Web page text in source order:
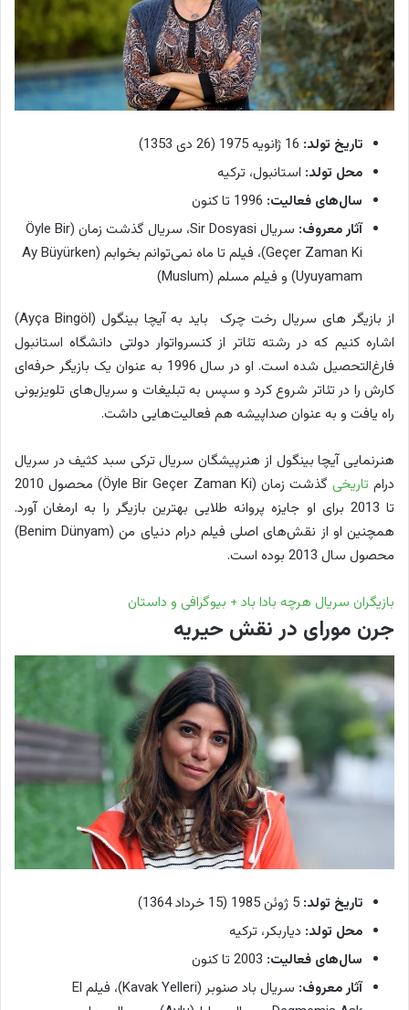
تاریخ تولد:
محل تولد: استانبول، ترکیه
سال‌های فعالیت:
آثار معروف:
سریال Sir Dosyasi، سریال گذشت زمان (Öyle Bir
Geçer Zaman Ki)، فیلم تا ماه نمی‌توانم بخوابم (Ay Büyürken
Uyuyamam) و فیلم مسلم (Muslum)
از بازیگر های سریال رخت چرک باید به آیچا بینگول (Ayça Bingöl)
اشاره کنیم که در رشته تئاتر از کنسرواتوار دولتی دانشگاه استانبول
فارغ‌التحصیل شده است. او در سال 1996 به عنوان یک بازیگر حرفه‌ای
کارش را در تئاتر شروع کرد و سپس به تبلیغات و سریال‌های تلویزیونی
راه یافت و به عنوان صداپیشه هم فعالیت‌هایی داشت.
هنرنمایی آیچا بینگول از هنرپیشگان سریال ترکی سبد کثیف در سریال
درام تاریخی
گذشت زمان (Öyle Bir Geçer Zaman Ki) محصول 2010
تا 2013 برای او جایزه پروانه طلایی بهترین بازیگر را به ارمغان آورد.
همچنین او از نقش‌های اصلی فیلم درام دنیای من (Benim Dünyam)
محصول سال 2013 بوده است.
بازیگران سریال هرچه بادا باد + بیوگرافی و داستان
جرن مورای در نقش حیریه
تاریخ تولد:
محل تولد: دیاربکر، ترکیه
سال‌های فعالیت:
آثار معروف:
سریال باد صنوبر (Kavak Yelleri)، فیلم El